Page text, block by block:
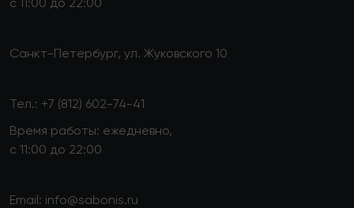
Санкт-Петербург, ул. Жуковского 10
Тел.: +7 (812) 602-74-41
Время работы: ежедневно,
с 11:00 до 22:00
Email: info@sabonis.ru